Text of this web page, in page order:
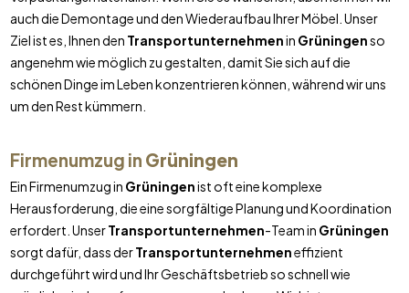
auch die Demontage und den Wiederaufbau Ihrer Möbel. Unser
Ziel ist es, Ihnen den Transportunternehmenin Grüningenso
angenehm wie möglich zu gestalten, damit Sie sich auf die
schönen Dinge im Leben konzentrieren können, während wir uns
um den Rest kümmern.
Firmenumzug in Grüningen
Ein Firmenumzug in Grüningenist oft eine komplexe
Herausforderung, die eine sorgfältige Planung und Koordination
erfordert. UnserTransportunternehmen-Team in Grüningen
sorgt dafür, dass derTransportunternehmeneffizient
durchgeführt wird und Ihr Geschäftsbetrieb so schnell wie